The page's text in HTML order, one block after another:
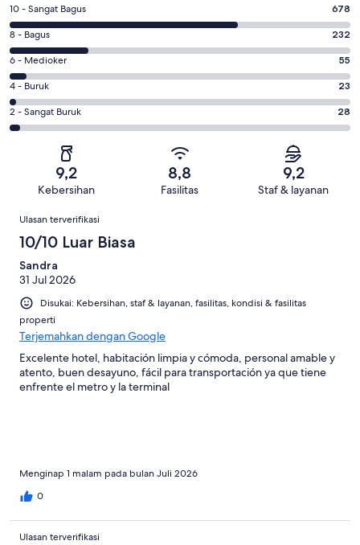
Penilaian
10
-
Sangat
Bagus.
678
dari
1016
10 - Sangat Bagus 678
Penilaian
8
-
Bagus.
232
dari
8 - Bagus 232
Penilaian
6
-
Medioker.
55
6 - Medioker 55
Penilaian
4
-
4 - Buruk 23
Penilaian
2
dari
ulasan
2 - Sangat Buruk 28
9,2
Kebersihan
8,8
Fasilitas
9,2
Staf & layanan
Ulasan
Ulasan terverifikasi
10/10 Luar Biasa
Sandra
31 Jul 2026
Disukai: Kebersihan, staf & layanan, fasilitas, kondisi & fasilitas
properti
Terjemahkan dengan Google
Excelente hotel, habitación limpia y cómoda, personal amable y
atento, buen desayuno, fácil para transportación ya que tiene
enfrente el metro y la terminal
Menginap 1 malam pada bulan Juli 2026
0
Ulasan terverifikasi